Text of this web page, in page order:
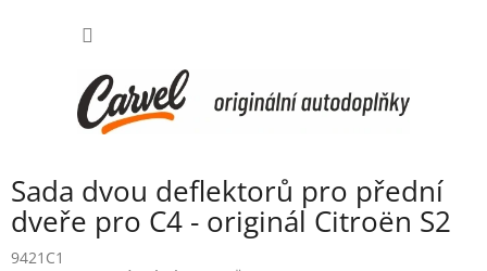
Sada dvou deflektorů pro přední
dveře pro C4 - originál Citroën S2
9421C1